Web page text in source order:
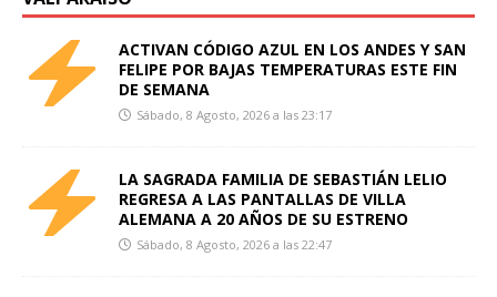
ACTIVAN CÓDIGO AZUL EN LOS ANDES Y SAN
FELIPE POR BAJAS TEMPERATURAS ESTE FIN
DE SEMANA
Sábado, 8 Agosto, 2026 a las 23:17
LA SAGRADA FAMILIA DE SEBASTIÁN LELIO
REGRESA A LAS PANTALLAS DE VILLA
ALEMANA A 20 AÑOS DE SU ESTRENO
Sábado, 8 Agosto, 2026 a las 22:47